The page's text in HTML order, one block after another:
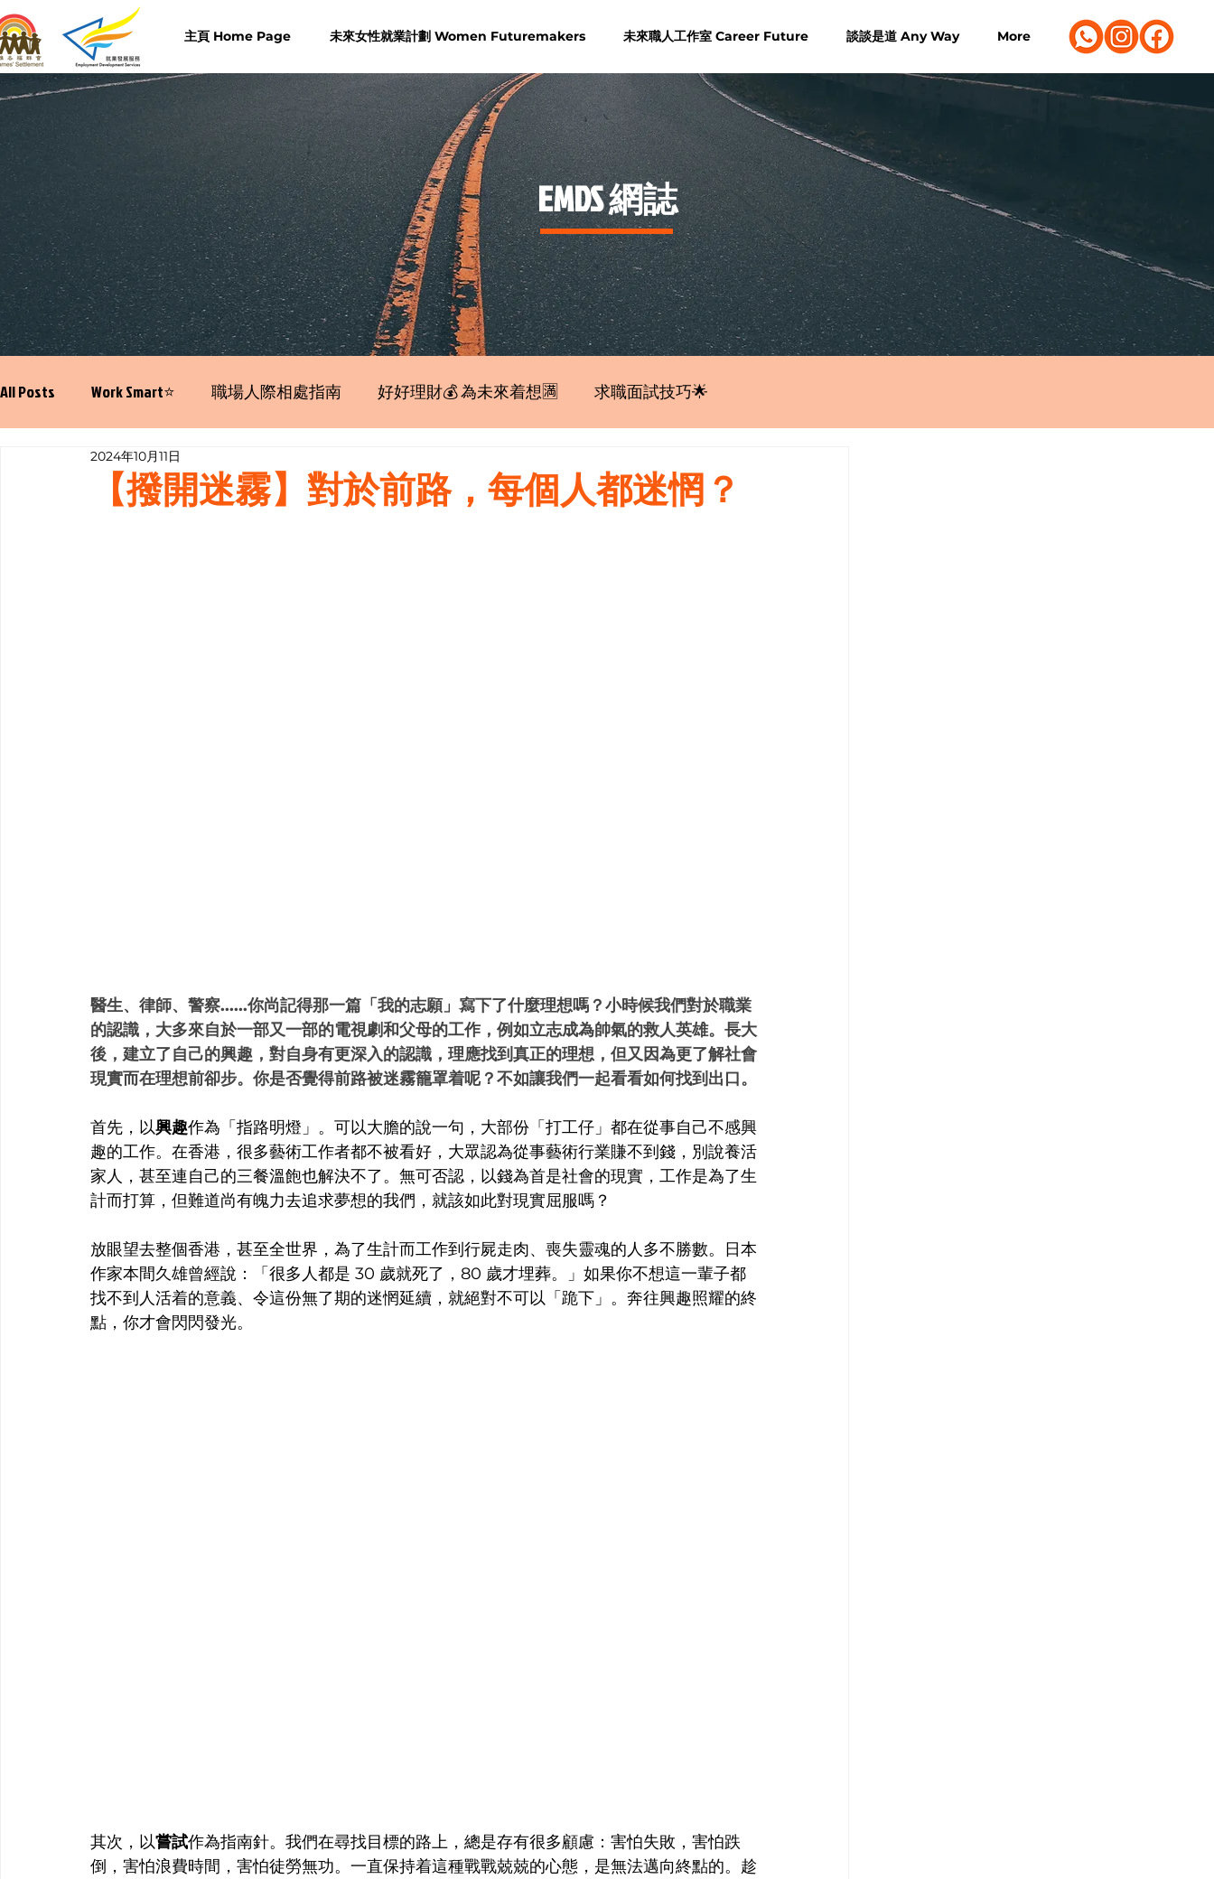
主頁 Home Page 未來女性就業計劃 Women Futuremakers 未來職人工作室 Career Future 談談是道 Any Way More
​EMDS 網誌
All Posts Work Smart⭐️ 職場人際相處指南 好好理財💰 為未來着想🈵 求職面試技巧🌟
寫履歷表嘅技巧📝【撥開迷霧】對於前路，每個人都迷惘？
2024年10月11日
醫生、律師、警察......你尚記得那一篇「我的志願」寫下了什麼理想嗎？小時候我們對於職業
的認識，大多來自於一部又一部的電視劇和父母的工作，例如立志成為帥氣的救人英雄。長大
後，建立了自己的興趣，對自身有更深入的認識，理應找到真正的理想，但又因為更了解社會
現實而在理想前卻步。你是否覺得前路被迷霧籠罩着呢？不如讓我們一起看看如何找到出口。
首先，以興趣作為「指路明燈」。可以大膽的說一句，大部份「打工仔」都在從事自己不感興
趣的工作。在香港，很多藝術工作者都不被看好，大眾認為從事藝術行業賺不到錢，別說養活
家人，甚至連自己的三餐溫飽也解決不了。無可否認，以錢為首是社會的現實，工作是為了生
計而打算，但難道尚有魄力去追求夢想的我們，就該如此對現實屈服嗎？
放眼望去整個香港，甚至全世界，為了生計而工作到行屍走肉、喪失靈魂的人多不勝數。日本
作家本間久雄曾經說：「很多人都是 30 歲就死了，80 歲才埋葬。」如果你不想這一輩子都
找不到人活着的意義、令這份無了期的迷惘延續，就絕對不可以「跪下」。奔往興趣照耀的終
點，你才會閃閃發光。
其次，以嘗試作為指南針。我們在尋找目標的路上，總是存有很多顧慮：害怕失敗，害怕跌
倒，害怕浪費時間，害怕徒勞無功。一直保持着這種戰戰兢兢的心態，是無法邁向終點的。趁